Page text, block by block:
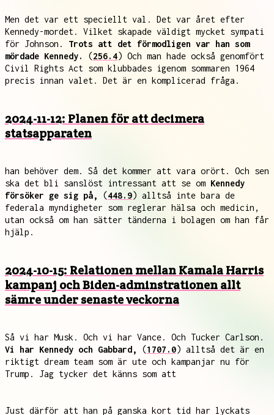
Men det var ett speciellt val. Det var året efter
Kennedy-mordet. Vilket skapade väldigt mycket sympati
för Johnson. Trots att det förmodligen var han som
mördade Kennedy.
(256.4) Och man hade också genomfört
Civil Rights Act som klubbades igenom sommaren 1964
precis innan valet. Det är en komplicerad fråga.
2024-11-12: Planen för att decimera
statsapparaten
han behöver dem. Så det kommer att vara orört. Och sen
ska det bli sanslöst intressant att se om Kennedy
försöker ge sig på,
(448.9) alltså inte bara de
federala myndigheter som reglerar hälsa och medicin,
utan också om han sätter tänderna i bolagen om han får
hjälp.
2024-10-15: Relationen mellan Kamala Harris
kampanj och Biden-adminstrationen allt
sämre under senaste veckorna
Så vi har Musk. Och vi har Vance. Och Tucker Carlson.
Vi har Kennedy och Gabbard,
(1707.0) alltså det är en
riktigt dream team som är ute och kampanjar nu för
Trump. Jag tycker det känns som att
Just därför att han på ganska kort tid har lyckats